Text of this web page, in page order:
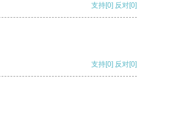
支持[0] 反对[0]
支持[0] 反对[0]